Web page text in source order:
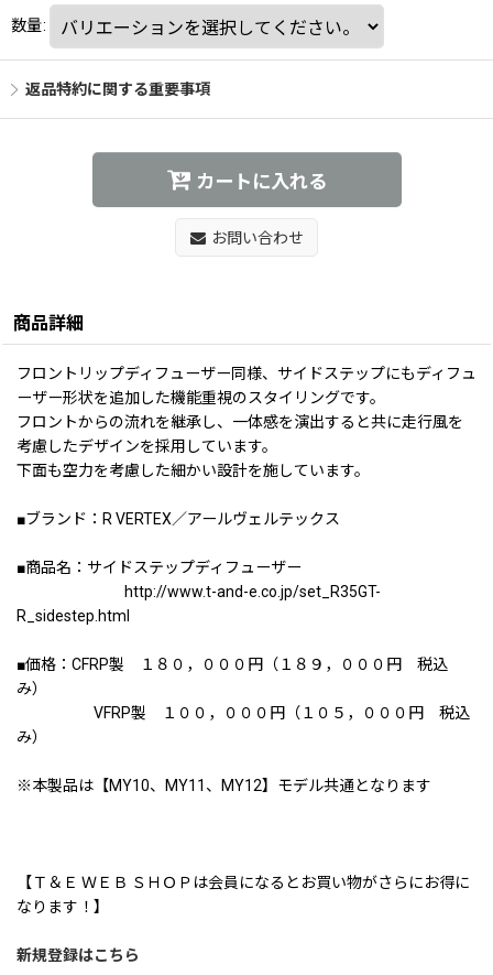
数量:
返品特約に関する重要事項
カートに入れる
お問い合わせ
商品詳細
フロントリップディフューザー同様、サイドステップにもディフュ
ーザー形状を追加した機能重視のスタイリングです。
フロントからの流れを継承し、一体感を演出すると共に走行風を
考慮したデザインを採用しています。
下面も空力を考慮した細かい設計を施しています。
■ブランド：R VERTEX／アールヴェルテックス
■商品名：サイドステップディフューザー
http://www.t-and-e.co.jp/set_R35GT-
R_sidestep.html
■価格：CFRP製 １８０，０００円（１８９，０００円 税込
み）
VFRP製 １００，０００円（１０５，０００円 税込
み）
※本製品は【MY10、MY11、MY12】モデル共通となります
【Ｔ＆Ｅ ＷＥＢ ＳＨＯＰは会員になるとお買い物がさらにお得に
なります！】
新規登録はこちら